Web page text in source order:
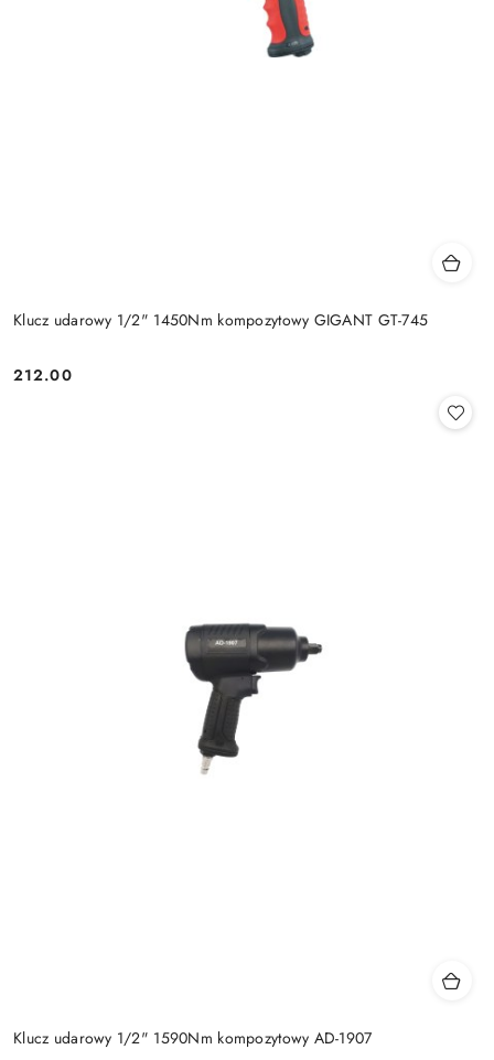
Klucz udarowy 1/2" 1450Nm kompozytowy GIGANT GT-745
Cena:
212.00
Klucz udarowy 1/2" 1590Nm kompozytowy AD-1907